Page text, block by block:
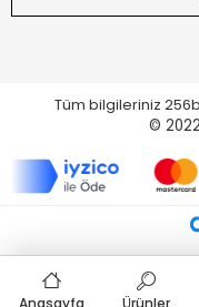
Tüm bilgileriniz
© 2022
Anasayfa Ürünler